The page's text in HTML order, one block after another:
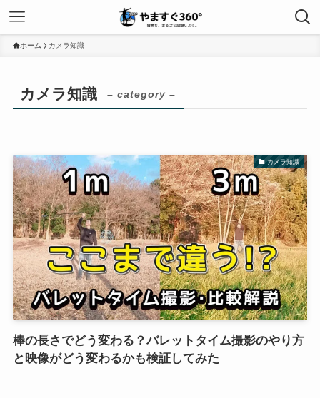
ホーム カメラ知識
カメラ知識 – category –
カメラ知識
棒の長さでどう変わる？バレットタイム撮影のやり方
と映像がどう変わるかも検証してみた